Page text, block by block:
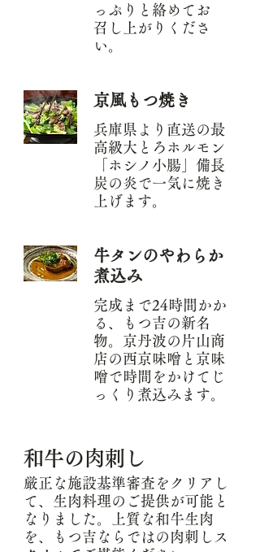
渋谷区保健所より「認定認定生食用
っぷりと絡めてお
召し上がりくださ
い。
京風もつ焼き
兵庫県より直送の最
高級大とろホルモン
「ホシノ小腸」備長
炭の炎で一気に焼き
上げます。
牛タンのやわらか
煮込み
完成まで24時間かか
る、もつ吉の新名
物。京丹波の片山商
店の西京味噌と京味
噌で時間をかけてじ
っくり煮込みます。
和牛の肉刺し
厳正な施設基準審査をクリアし
て、生肉料理のご提供が可能と
なりました。上質な和牛生肉
を、もつ吉ならではの肉刺しス